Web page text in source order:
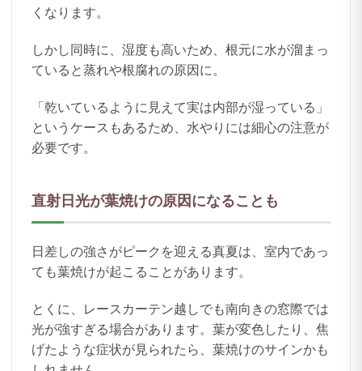
くなります。
しかし同時に、湿度も高いため、根元に水が溜まっ
ていると蒸れや根腐れの原因に。
「乾いているように見えて実は内部が湿っている」
というケースもあるため、水やりには細心の注意が
必要です。
直射日光が葉焼けの原因になることも
日差しの強さがピークを迎える真夏は、室内であっ
ても葉焼けが起こることがあります。
とくに、レースカーテン越しでも南向きの窓際では
光が強すぎる場合があります。葉が変色したり、焦
げたような症状が見られたら、葉焼けのサインかも